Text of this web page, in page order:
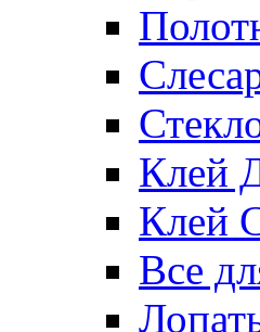
Клей
Клей
Все